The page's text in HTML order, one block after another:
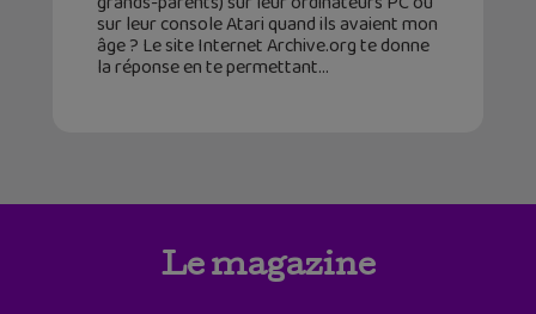
sur leur console Atari quand ils avaient mon
âge ? Le site Internet Archive.org te donne
la réponse en te permettant
Le magazine